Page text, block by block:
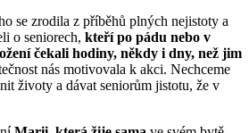
se zrodila z příběhů plných nejistoty a
o seniorech, kteří po pádu nebo v
čekali hodiny, někdy i dny, než jim
nás motivovala k akci. Nechceme
životy a dávat seniorům jistotu, že v